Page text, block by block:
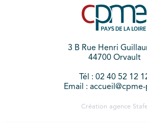
3 B Rue Henri
44700 Orvault
Tél : 02 40 52 12
Email :
Création agence